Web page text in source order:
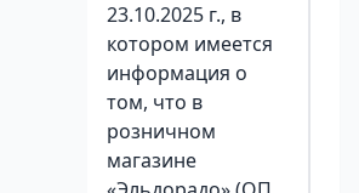
23.10.2025 г., в
котором имеется
информация о
том, что в
розничном
магазине